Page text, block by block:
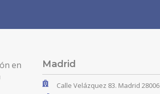
en
Madrid
Calle Velázquez 83. Madrid 28006